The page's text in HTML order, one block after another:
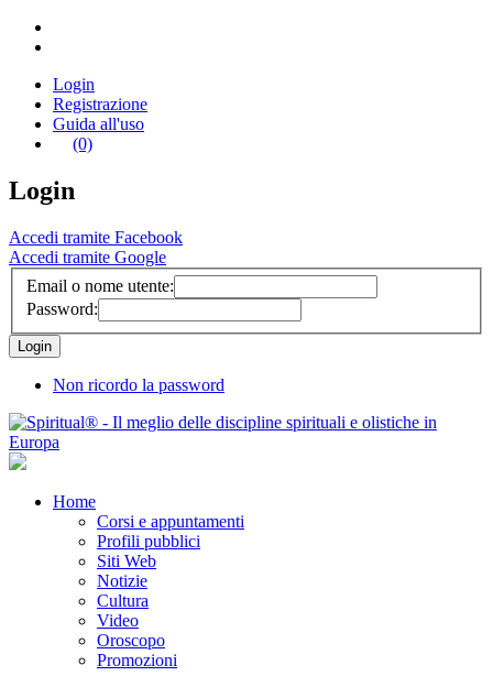
Login
Registrazione
Guida all'uso
(0)
Login
Accedi tramite Facebook
Accedi tramite Google
Email o nome utente:
Password:
Non ricordo la password
Home
Corsi e appuntamenti
Profili pubblici
Siti Web
Notizie
Cultura
Video
Oroscopo
Promozioni